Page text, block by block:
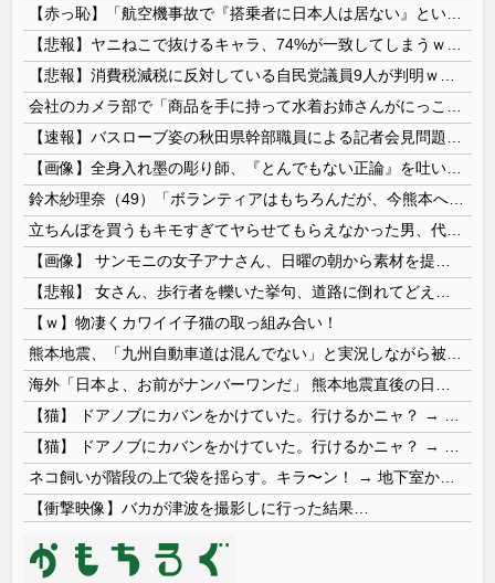
【ｗ】物凄くカワイイ子猫の取っ組み合い！
【衝撃映像】バカが津波を撮影しに行った結果…